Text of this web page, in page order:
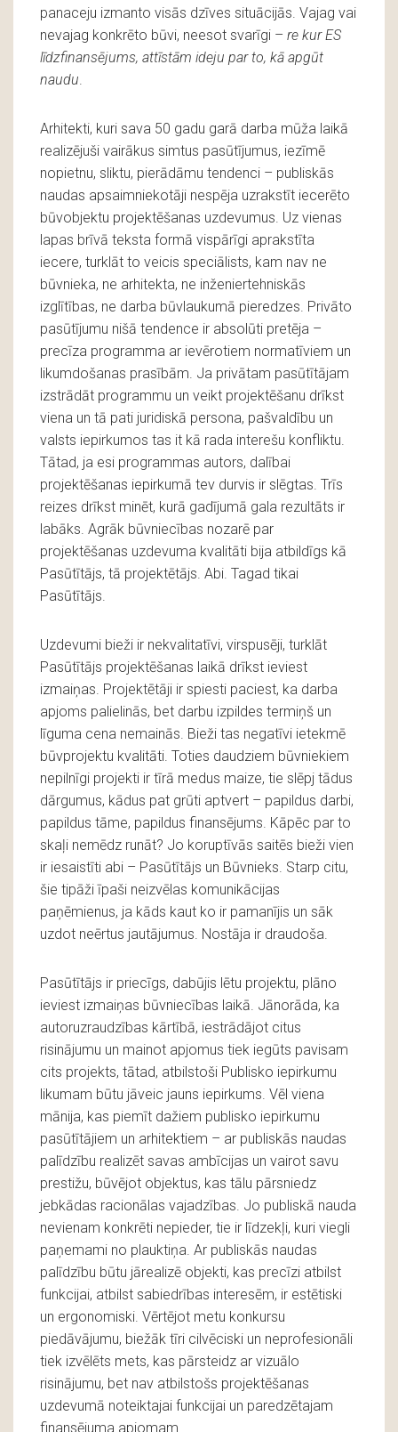
panaceju izmanto visās dzīves situācijās. Vajag vai
nevajag konkrēto būvi, neesot svarīgi – re kur ES
līdzfinansējums, attīstām ideju par to, kā apgūt
naudu.
Arhitekti, kuri sava 50 gadu garā darba mūža laikā
realizējuši vairākus simtus pasūtījumus, iezīmē
nopietnu, sliktu, pierādāmu tendenci – publiskās
naudas apsaimniekotāji nespēja uzrakstīt iecerēto
būvobjektu projektēšanas uzdevumus. Uz vienas
lapas brīvā teksta formā vispārīgi aprakstīta
iecere, turklāt to veicis speciālists, kam nav ne
būvnieka, ne arhitekta, ne inženiertehniskās
izglītības, ne darba būvlaukumā pieredzes. Privāto
pasūtījumu nišā tendence ir absolūti pretēja –
precīza programma ar ievērotiem normatīviem un
likumdošanas prasībām. Ja privātam pasūtītājam
izstrādāt programmu un veikt projektēšanu drīkst
viena un tā pati juridiskā persona, pašvaldību un
valsts iepirkumos tas it kā rada interešu konfliktu.
Tātad, ja esi programmas autors, dalībai
projektēšanas iepirkumā tev durvis ir slēgtas. Trīs
reizes drīkst minēt, kurā gadījumā gala rezultāts ir
labāks. Agrāk būvniecības nozarē par
projektēšanas uzdevuma kvalitāti bija atbildīgs kā
Pasūtītājs, tā projektētājs. Abi. Tagad tikai
Pasūtītājs.
Uzdevumi bieži ir nekvalitatīvi, virspusēji, turklāt
Pasūtītājs projektēšanas laikā drīkst ieviest
izmaiņas. Projektētāji ir spiesti paciest, ka darba
apjoms palielinās, bet darbu izpildes termiņš un
līguma cena nemainās. Bieži tas negatīvi ietekmē
būvprojektu kvalitāti. Toties daudziem būvniekiem
nepilnīgi projekti ir tīrā medus maize, tie slēpj tādus
dārgumus, kādus pat grūti aptvert – papildus darbi,
papildus tāme, papildus finansējums. Kāpēc par to
skaļi nemēdz runāt? Jo koruptīvās saitēs bieži vien
ir iesaistīti abi – Pasūtītājs un Būvnieks. Starp citu,
šie tipāži īpaši neizvēlas komunikācijas
paņēmienus, ja kāds kaut ko ir pamanījis un sāk
uzdot neērtus jautājumus. Nostāja ir draudoša.
Pasūtītājs ir priecīgs, dabūjis lētu projektu, plāno
ieviest izmaiņas būvniecības laikā. Jānorāda, ka
autoruzraudzības kārtībā, iestrādājot citus
risinājumu un mainot apjomus tiek iegūts pavisam
cits projekts, tātad, atbilstoši Publisko iepirkumu
likumam būtu jāveic jauns iepirkums. Vēl viena
mānija, kas piemīt dažiem publisko iepirkumu
pasūtītājiem un arhitektiem – ar publiskās naudas
palīdzību realizēt savas ambīcijas un vairot savu
prestižu, būvējot objektus, kas tālu pārsniedz
jebkādas racionālas vajadzības. Jo publiskā nauda
nevienam konkrēti nepieder, tie ir līdzekļi, kuri viegli
paņemami no plauktiņa. Ar publiskās naudas
palīdzību būtu jārealizē objekti, kas precīzi atbilst
funkcijai, atbilst sabiedrības interesēm, ir estētiski
un ergonomiski. Vērtējot metu konkursu
piedāvājumu, biežāk tīri cilvēciski un neprofesionāli
tiek izvēlēts mets, kas pārsteidz ar vizuālo
risinājumu, bet nav atbilstošs projektēšanas
uzdevumā noteiktajai funkcijai un paredzētajam
finansējuma apjomam.